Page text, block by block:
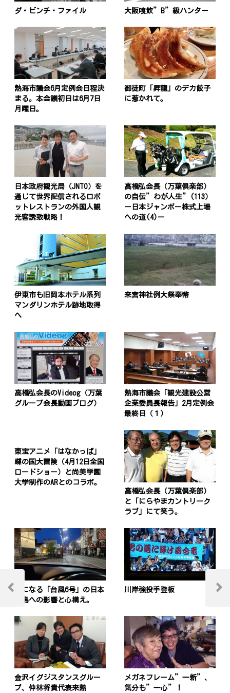
ダ・ビンチ・ファイル 大阪喰飲”B”級ハンター
熱海市議会6月定例会日程決
まる。本会議初日は6月7日
月曜日。
御徒町「昇龍」のデカ餃子
に惹かれて。
日本政府観光局（JNTO）を
通じて世界配信されるロボ
ットレストランの外国人観
光客誘致戦略！
髙橋弘会長（万葉倶楽部）
の自伝”わが人生”(113）
ー日本ジャンボー株式上場
への道(4)ー
伊東市も旧岡本ホテル系列
マンダリンホテル跡地取得
へ
来宮神社例大祭奉幣
高橋弘会長のVideog（万葉
グループ会長動画ブログ）
熱海市議会「観光建設公営
企業委員長報告」2月定例会
最終日（１）
東宝アニメ「はなかっぱ」
蝶の国大冒険（4月12日全国
ロードショー）と尚美学園
大学制作のARとのコラボ。
高橋弘会長（万葉倶楽部）
と「にらやまカントリーク
ラブ」にて笑う。
気になる「台風6号」の日本
列島への影響と心構え。
川岸強投手登板
金沢イグジスタンスグルー
プ、仲林将貴代表来熱
メガネフレーム”一新”、
気分も”一心”！
稿
Previous
Next